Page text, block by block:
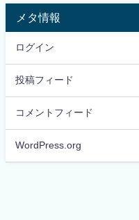
メタ情報
ログイン
投稿フィード
コメントフィード
WordPress.org